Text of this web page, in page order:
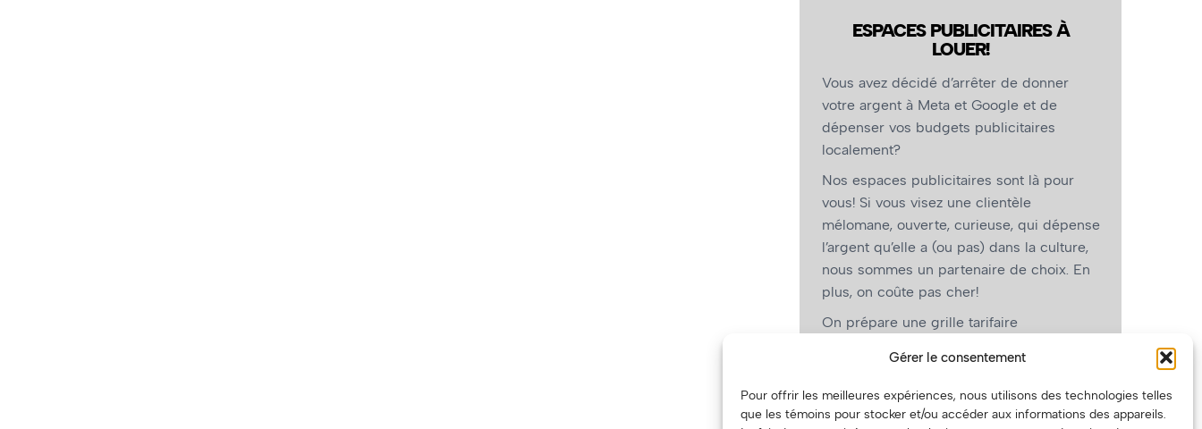
Gérer le consentement
Pour offrir les meilleures expériences, nous utilisons des technologies telles
que les témoins pour stocker et/ou accéder aux informations des appareils.
ESPACES PUBLICITAIRES À
LOUER!
Vous avez décidé d’arrêter de donner
votre argent à Meta et Google et de
dépenser vos budgets publicitaires
localement?
Nos espaces publicitaires sont là pour
vous! Si vous visez une clientèle
mélomane, ouverte, curieuse, qui dépense
l’argent qu’elle a (ou pas) dans la culture,
nous sommes un partenaire de choix. En
plus, on coûte pas cher!
On prépare une grille tarifaire
vous, les artistes!)